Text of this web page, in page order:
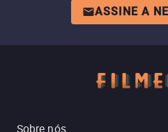
ASSINE A
Sobre nós